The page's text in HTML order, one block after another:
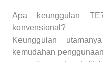
Apa keunggulan
konvensional?
Keunggulan
kemudahan